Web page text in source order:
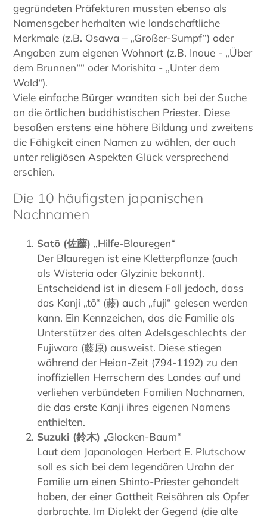
gegründeten Präfekturen mussten ebenso als
Namensgeber herhalten wie landschaftliche
Merkmale (z.B. Ōsawa – „Großer-Sumpf“) oder
Angaben zum eigenen Wohnort (z.B. Inoue - „Über
dem Brunnen““ oder Morishita - „Unter dem
Wald“).
Viele einfache Bürger wandten sich bei der Suche
an die örtlichen buddhistischen Priester. Diese
besaßen erstens eine höhere Bildung und zweitens
die Fähigkeit einen Namen zu wählen, der auch
unter religiösen Aspekten Glück versprechend
erschien.
Die 10 häufigsten japanischen
Nachnamen
Satō (佐藤) „Hilfe-Blauregen“
Der Blauregen ist eine Kletterpflanze (auch
als Wisteria oder Glyzinie bekannt).
Entscheidend ist in diesem Fall jedoch, dass
das Kanji „tō“ (藤) auch „fuji“ gelesen werden
kann. Ein Kennzeichen, das die Familie als
Unterstützer des alten Adelsgeschlechts der
Fujiwara (藤原) ausweist. Diese stiegen
während der Heian-Zeit (794-1192) zu den
inoffiziellen Herrschern des Landes auf und
verliehen verbündeten Familien Nachnamen,
die das erste Kanji ihres eigenen Namens
enthielten.
Suzuki (鈴木) „Glocken-Baum“
Laut dem Japanologen Herbert E. Plutschow
soll es sich bei dem legendären Urahn der
Familie um einen Shinto-Priester gehandelt
haben, der einer Gottheit Reisähren als Opfer
darbrachte. Im Dialekt der Gegend (die alte